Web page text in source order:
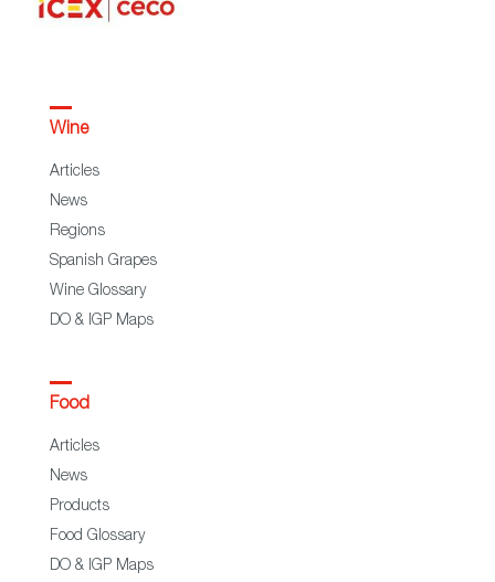
Wine
Articles
News
Regions
Spanish Grapes
Wine Glossary
DO & IGP Maps
Food
Articles
News
Products
Food Glossary
DO & IGP Maps